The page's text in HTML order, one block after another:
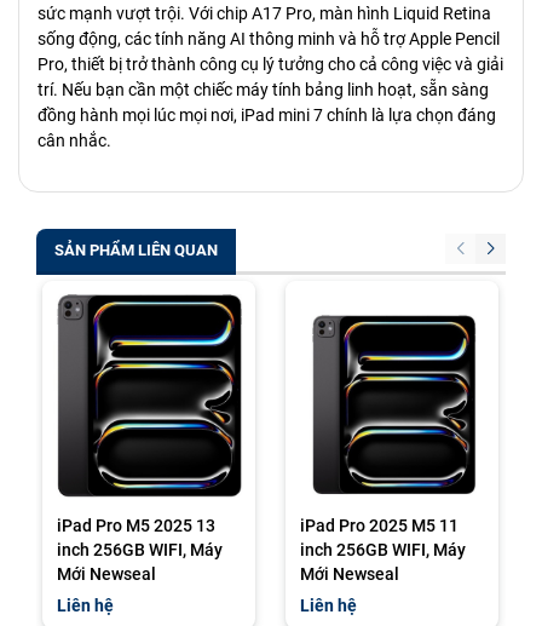
sức mạnh vượt trội. Với chip A17 Pro, màn hình Liquid Retina
sống động, các tính năng AI thông minh và hỗ trợ Apple Pencil
Pro, thiết bị trở thành công cụ lý tưởng cho cả công việc và giải
trí. Nếu bạn cần một chiếc máy tính bảng linh hoạt, sẵn sàng
đồng hành mọi lúc mọi nơi, iPad mini 7 chính là lựa chọn đáng
cân nhắc.
SẢN PHẨM LIÊN QUAN
iPad Pro M5 2025 13
inch 256GB WIFI, Máy
Mới Newseal
Liên hệ
iPad Pro 2025 M5 11
inch 256GB WIFI, Máy
Mới Newseal
Liên hệ